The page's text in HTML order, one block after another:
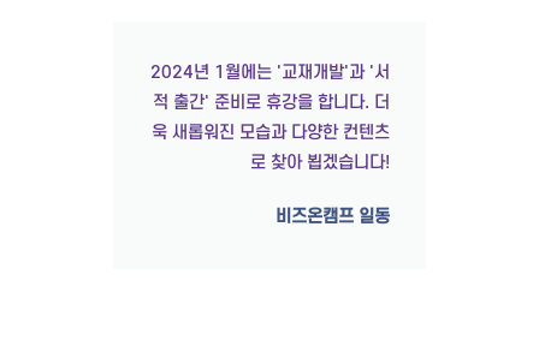
2024년 1월에는 '교재개발'과 '서
적 출간' 준비로 휴강을 합니다. 더
욱 새롭워진 모습과 다양한 컨텐츠
로 찾아 뵙겠습니다!
비즈온캠프 일동